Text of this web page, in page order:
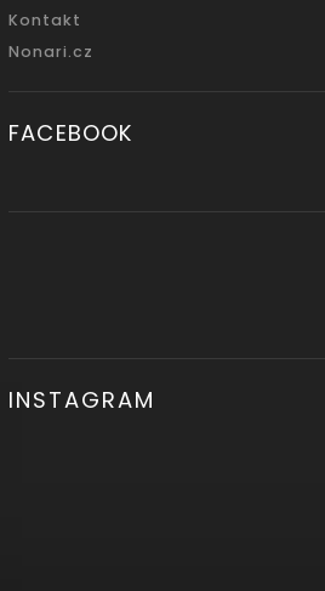
Kontakt
Nonari.cz
FACEBOOK
INSTAGRAM